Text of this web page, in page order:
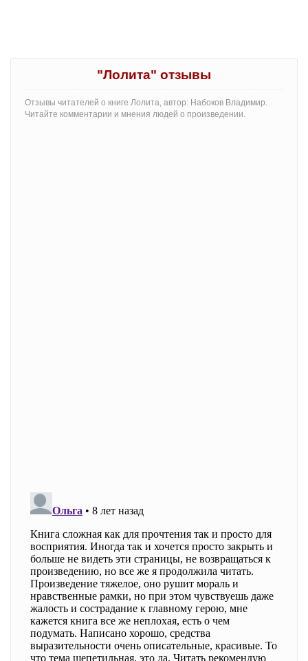
"Лолита" отзывы
Отзывы читателей о книге Лолита, автор: Набоков Владимир.
Читайте комментарии и мнения людей о произведении.